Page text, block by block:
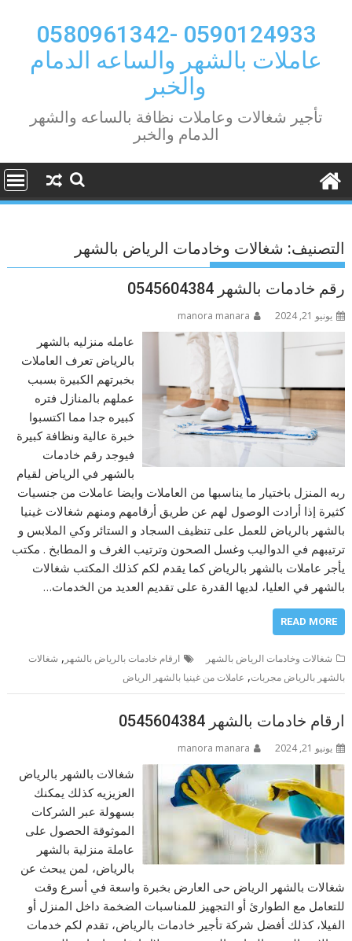
content
0590124933 -0580961342
عاملات بالشهر والساعه الدمام
والخبر
تأجير شغالات وعاملات نظافة بالساعه والشهر
الدمام والخبر
التصنيف: شغالات وخادمات الرياض بالشهر
رقم خادمات بالشهر 0545604384
يونيو 21, 2024 manora manara
عامله منزليه بالشهر
بالرياض تعرف العاملات
بخبرتهم الكبيرة بسبب
عملهم بالمنازل فتره
كبيره جدا مما اكتسبوا
خبرة عالية ونظافة كبيرة
فيوجد رقم خادمات
بالشهر في الرياض لقيام
ربه المنزل باختيار ما يناسبها من العاملات وايضا عاملات من جنسيات
كثيرة إذا أرادت الوصول لهم عن طريق أرقامهم ومنهم شغالات غينيا
بالشهر بالرياض للعمل على تنظيف السجاد و الستائر وكي الملابس و
ترتيبهم في الدواليب وغسل الصحون وترتيب الغرف و المطابخ . مكتب
يأجر عاملات بالشهر بالرياض كما يقدم لكم كذلك المكتب شغالات
بالشهر في العليا، لديها القدرة على تقديم العديد من الخدمات…
READ MORE
شغالات وخادمات الرياض بالشهر ارقام خادمات بالرياض بالشهر , شغالات
بالشهر بالرياض مجربات, عاملات من غينيا بالشهر الرياض
ارقام خادمات بالشهر 0545604384
يونيو 21, 2024 manora manara
شغالات بالشهر بالرياض
العزيزيه كذلك يمكنك
بسهولة عبر الشركات
الموثوقة الحصول على
عاملة منزلية بالشهر
بالرياض، لمن يبحث عن
شغالات بالشهر الرياض حى العارض بخبرة واسعة في أسرع وقت
للتعامل مع الطوارئ أو التجهيز للمناسبات الضخمة داخل المنزل أو
الفيلا، كذلك أفضل شركة تأجير خادمات بالرياض، تقدم لكم خدمات